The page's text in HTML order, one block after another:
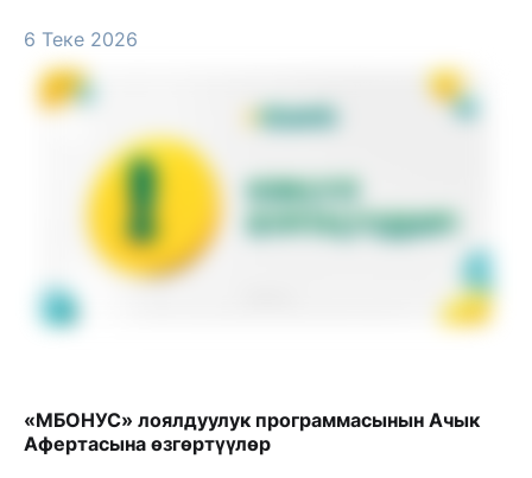
6 Теке 2026
«МБОНУС» лоялдуулук программасынын Ачык
Афертасына өзгөртүүлөр